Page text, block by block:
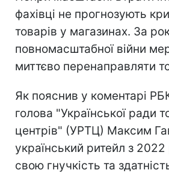
фахівці не прогнозують
товарів у магазинах. За
повномасштабної війни
миттєво перенаправляти
Як пояснив у коментарі
голова "Української ради
центрів" (УРТЦ) Максим
український ритейл з 2022
свою гнучкість та